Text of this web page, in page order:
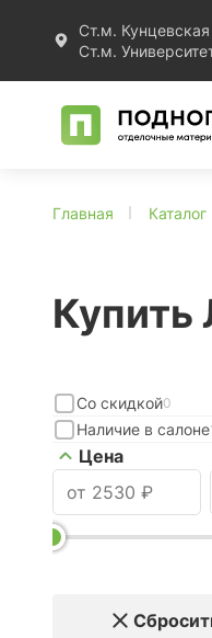
Ст.м.
Ст.м.
Главная Каталог
Купить
Со скидкой0
Наличие в салоне
Цена